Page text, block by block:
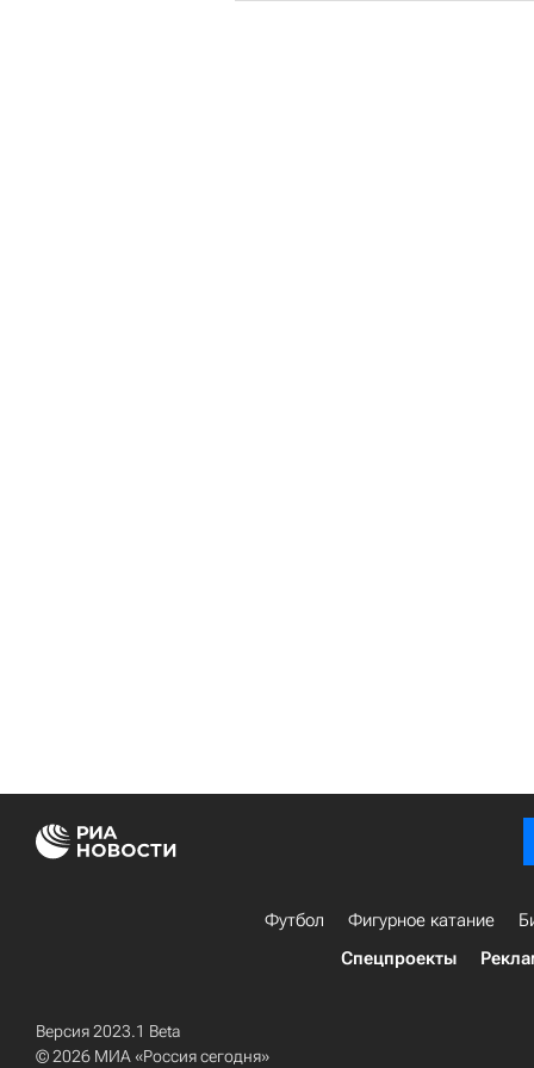
Футбол Фигурное катание
Спецпроекты
Версия 2023.1 Beta
© 2026 МИА «Россия сегодня»